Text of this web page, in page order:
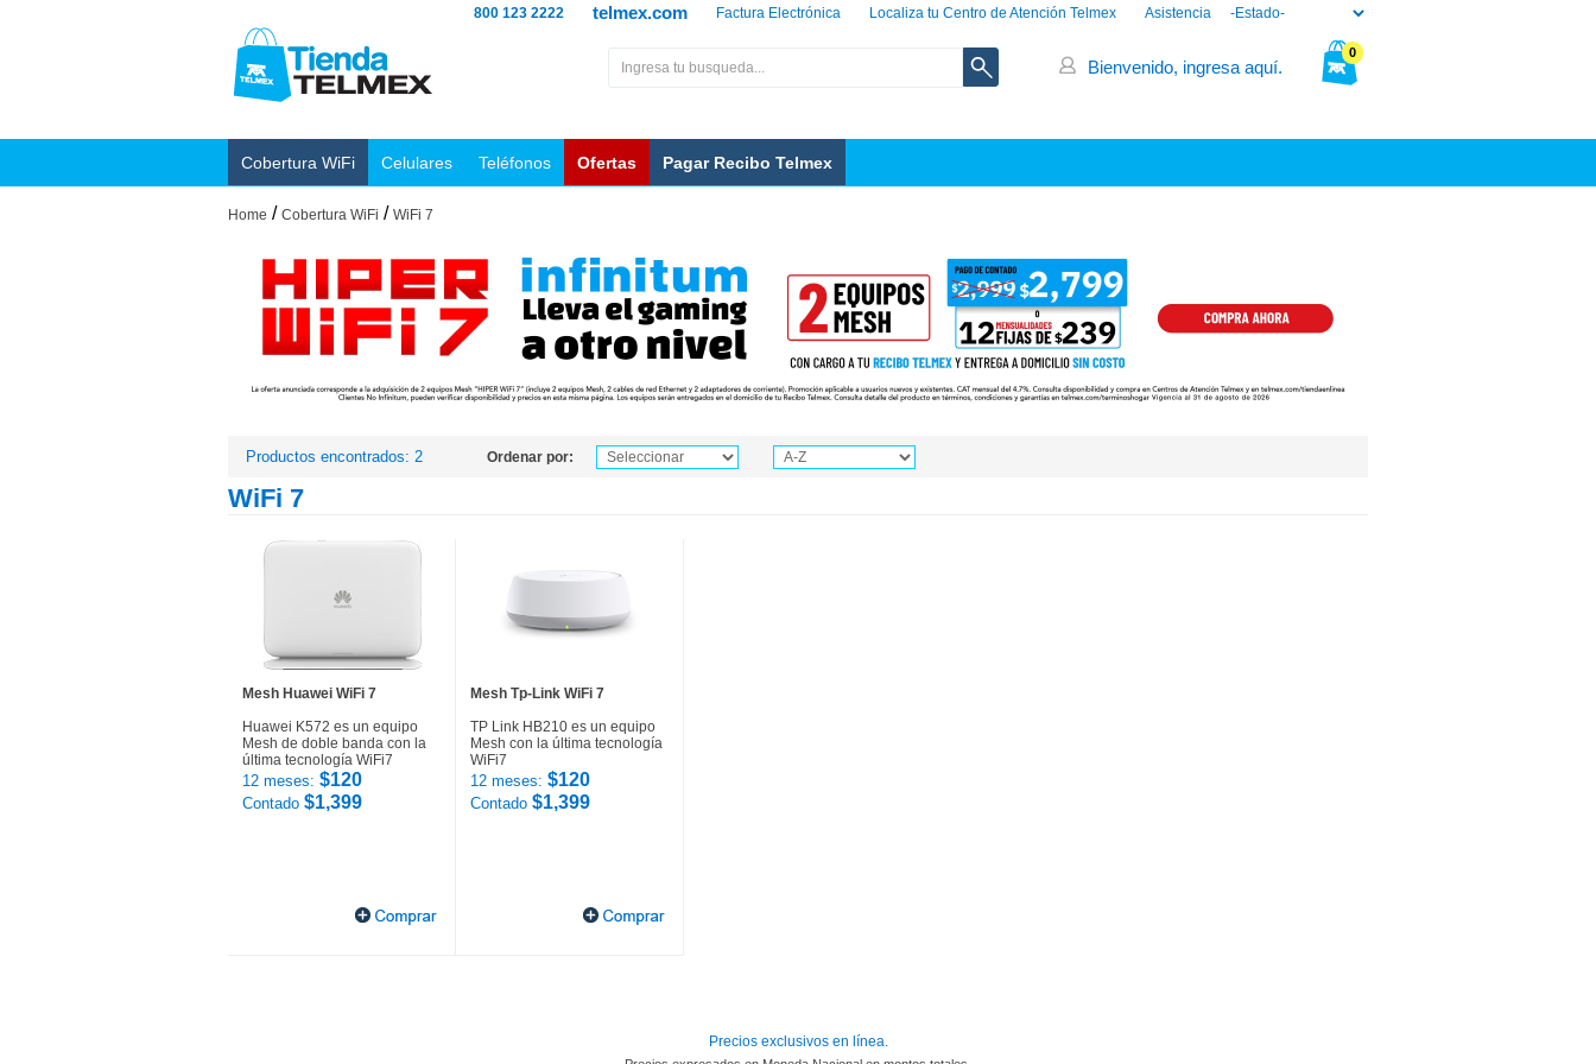
Asistencia
Localiza tu Centro de Atención Telmex
Factura Electrónica
telmex.com
800 123 2222
0
Bienvenido, ingresa aquí.
Cobertura WiFi Celulares Teléfonos Ofertas Pagar Recibo Telmex
Home / Cobertura WiFi / WiFi 7
Productos encontrados: 2 Ordenar por:
WiFi 7
Mesh Huawei WiFi 7
Huawei K572 es un equipo
Mesh de doble banda con la
última tecnología WiFi7
12 meses: $120
Contado $1,399
Mesh Tp-Link WiFi 7
TP Link HB210 es un equipo
Mesh con la última tecnología
WiFi7
12 meses: $120
Contado $1,399
Precios exclusivos en línea.